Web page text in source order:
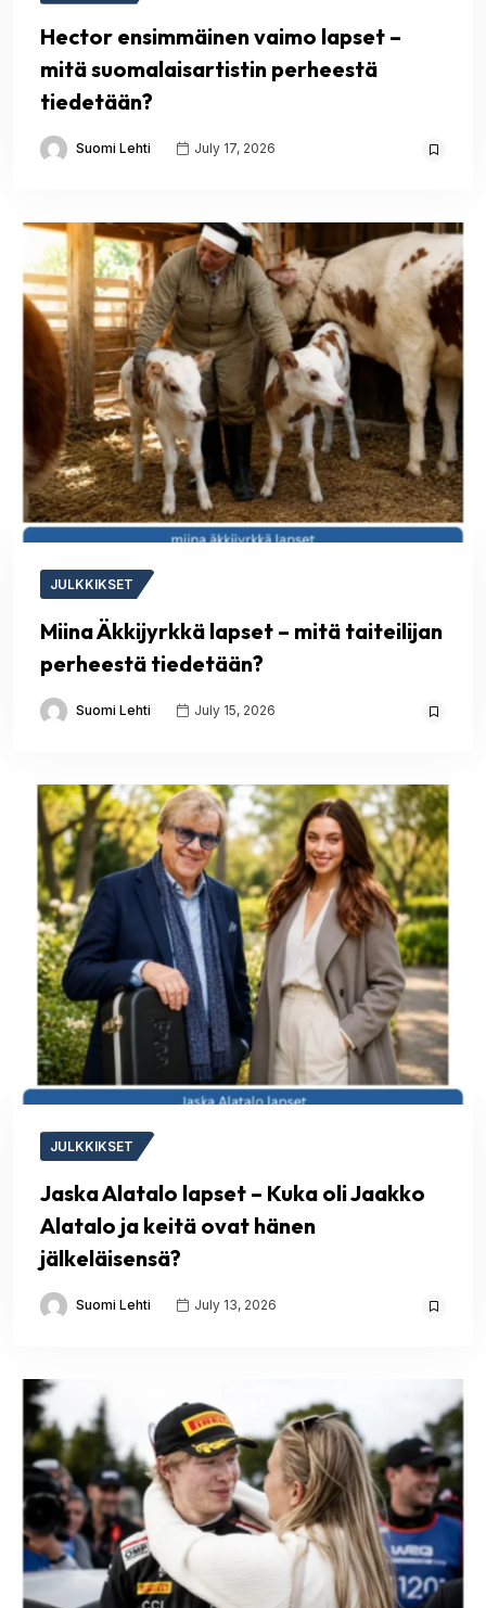
Hector ensimmäinen vaimo lapset –
mitä suomalaisartistin perheestä
tiedetään?
Suomi Lehti July 17, 2026
JULKKIKSET
Miina Äkkijyrkkä lapset – mitä taiteilijan
perheestä tiedetään?
Suomi Lehti July 15, 2026
JULKKIKSET
Jaska Alatalo lapset – Kuka oli Jaakko
Alatalo ja keitä ovat hänen
jälkeläisensä?
Suomi Lehti July 13, 2026